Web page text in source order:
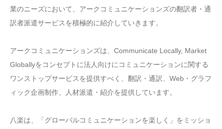
業のニーズにおいて、アークコミュニケーションズの翻訳者・通
訳者派遣サービスを積極的に紹介していきます。
アークコミュニケーションズは、Communicate Locally, Market
Globallyをコンセプトに法人向けにコミュニケーションに関する
ワンストップサービスを提供すべく、翻訳・通訳、Web・グラフ
ィック企画制作、人材派遣・紹介を提供しています。
八楽は、「グローバルコミュニケーションを楽しく」をミッショ